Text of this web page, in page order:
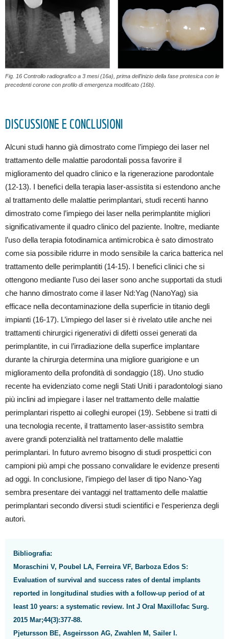
Fig. 16 Controllo radiografico a 3 mesi (16a), prima dell’inizio della fase protesica con le
precedenti corone con profilo di emergenza modificato (16b).
DISCUSSIONE E CONCLUSIONI
Alcuni studi hanno già dimostrato come l’impiego dei laser nel
trattamento delle malattie parodontali possa favorire il
miglioramento del quadro clinico e la rigenerazione parodontale
(12-13). I benefici della terapia laser-assistita si estendono anche
al trattamento delle malattie perimplantari, studi recenti hanno
dimostrato come l’impiego dei laser nella perimplantite migliori
significativamente il quadro clinico del paziente. Inoltre, mediante
l’uso della terapia fotodinamica antimicrobica è sato dimostrato
come sia possibile ridurre in modo sensibile la carica batterica nel
trattamento delle perimplantiti (14-15). I benefici clinici che si
ottengono mediante l’uso dei laser sono anche supportati da studi
che hanno dimostrato come il laser Nd:Yag (NanoYag) sia
efficace nella decontaminazione della superficie in titanio degli
impianti (16-17). L’impiego del laser si è rivelato utile anche nei
trattamenti chirurgici rigenerativi di difetti ossei generati da
perimplantite, in cui l’irradiazione della superfice implantare
durante la chirurgia determina una migliore guarigione e un
miglioramento della profondità di sondaggio (18). Uno studio
recente ha evidenziato come negli Stati Uniti i paradontologi siano
più inclini ad impiegare i laser nel trattamento delle malattie
perimplantari rispetto ai colleghi europei (19). Sebbene si tratti di
una tecnologia recente, il trattamento laser-assistito sembra
avere grandi potenzialità nel trattamento delle malattie
perimplantari. In futuro avremo bisogno di studi prospettici con
campioni più ampi che possano convalidare le evidenze presenti
ad oggi. In conclusione, l’impiego del laser di tipo Nano-Yag
sembra presentare dei vantaggi nel trattamento delle malattie
perimplantari secondo diversi studi scientifici e l’esperienza degli
autori.
Bibliografia:
Moraschini V, Poubel LA, Ferreira VF, Barboza Edos S:
Evaluation of survival and success rates of dental implants
reported in longitudinal studies with a follow-up period of at
least 10 years: a systematic review. Int J Oral Maxillofac Surg.
2015 Mar;44(3):377-88.
Pjetursson BE, Asgeirsson AG, Zwahlen M, Sailer I.